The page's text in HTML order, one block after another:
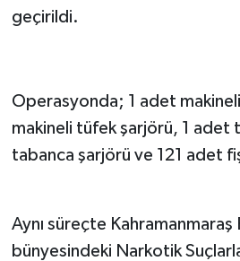
geçirildi.
Operasyonda; 1 adet
makineli tüfek şarjörü, 1 adet
tabanca şarjörü ve 121 adet
Aynı süreçte
bünyesindeki Narkotik